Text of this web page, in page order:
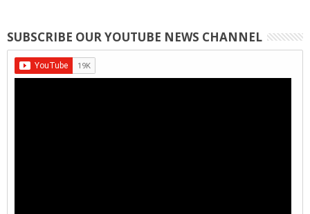
SUBSCRIBE OUR YOUTUBE NEWS CHANNEL